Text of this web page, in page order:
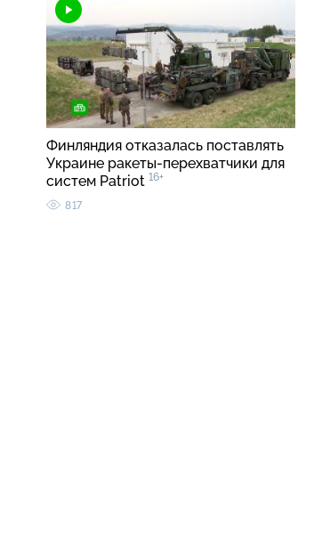
Финляндия отказалась поставлять
Украине ракеты-перехватчики для
систем Patriot 16+
817